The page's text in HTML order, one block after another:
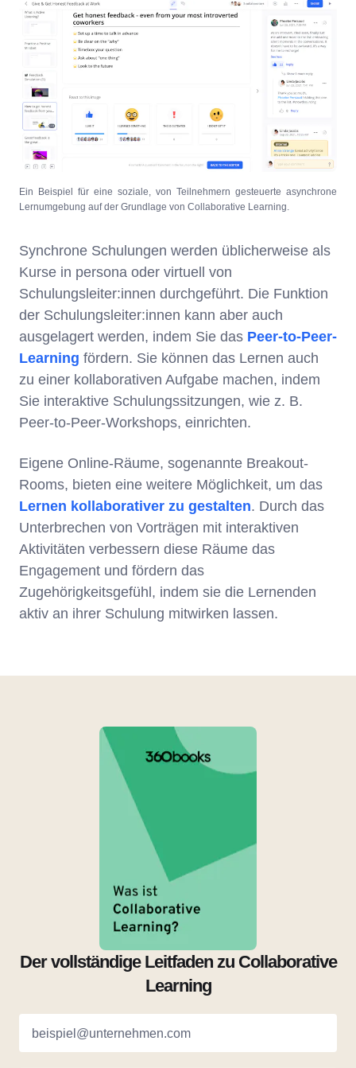
Ein Beispiel für eine soziale, von Teilnehmern gesteuerte asynchrone
Lernumgebung auf der Grundlage von Collaborative Learning.
Synchrone Schulungen werden üblicherweise als
Kurse in persona oder virtuell von
Schulungsleiter:innen durchgeführt. Die Funktion
der Schulungsleiter:innen kann aber auch
ausgelagert werden, indem Sie das Peer-to-Peer-
Learning fördern. Sie können das Lernen auch
zu einer kollaborativen Aufgabe machen, indem
Sie interaktive Schulungssitzungen, wie z. B.
Peer-to-Peer-Workshops, einrichten.
Eigene Online-Räume, sogenannte Breakout-
Rooms, bieten eine weitere Möglichkeit, um das
Lernen kollaborativer zu gestalten. Durch das
Unterbrechen von Vorträgen mit interaktiven
Aktivitäten verbessern diese Räume das
Engagement und fördern das
Zugehörigkeitsgefühl, indem sie die Lernenden
aktiv an ihrer Schulung mitwirken lassen.
Der vollständige Leitfaden zu Collaborative
Learning
beispiel@unternehmen.com